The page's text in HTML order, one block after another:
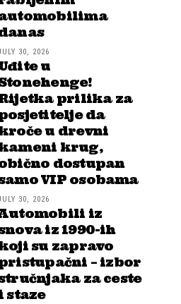
30, 2026
u
prilika za
da
u drevni
krug,
dostupan
VIP osobama
30, 2026
iz
iz 1990-ih
su zapravo
– izbor
za ceste
staze